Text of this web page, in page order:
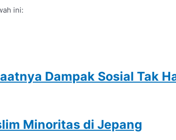
ini:
Dampak Sosial Tak
Minoritas di Jepang